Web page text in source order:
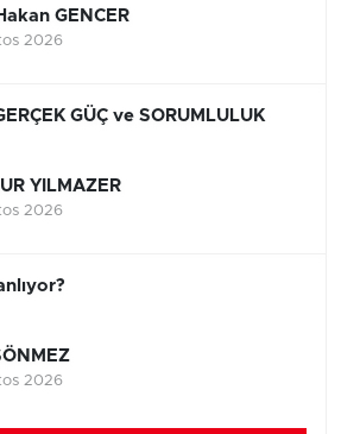
GENCER
2026
GÜÇ ve SORUMLULUK
YILMAZER
2026
2026